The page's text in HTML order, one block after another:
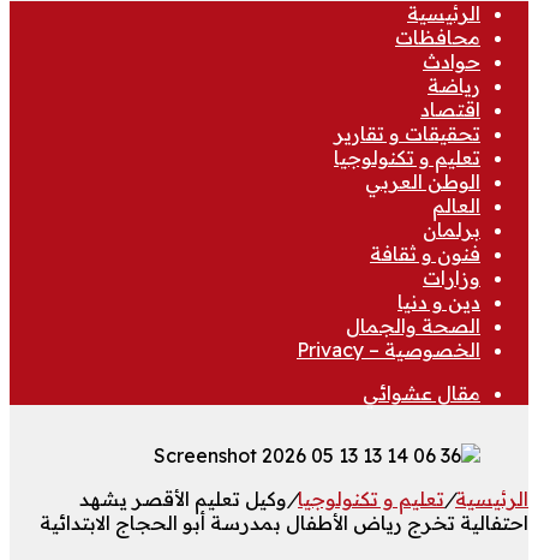
الرئيسية
محافظات
حوادث
رياضة
اقتصاد
تحقيقات و تقارير
تعليم و تكنولوجيا
الوطن العربي
العالم
برلمان
فنون و ثقافة
وزارات
دين و دنيا
الصحة والجمال
الخصوصية – Privacy
مقال عشوائي
الرئيسية/تعليم و تكنولوجيا/وكيل تعليم الأقصر يشهد
احتفالية تخرج رياض الأطفال بمدرسة أبو الحجاج الابتدائية